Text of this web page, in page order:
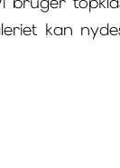
kan